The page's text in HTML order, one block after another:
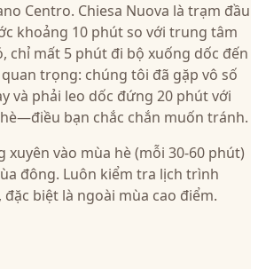
Centro. Chiesa Nuova là trạm đầu
khoảng 10 phút so với trung tâm
chỉ mất 5 phút đi bộ xuống dốc đến
trọng: chúng tôi đã gặp vô số
và phải leo dốc đứng 20 phút với
bạn chắc chắn muốn tránh.
xuyên vào mùa hè (mỗi 30-60 phút)
đông. Luôn kiểm tra lịch trình
biệt là ngoài mùa cao điểm.